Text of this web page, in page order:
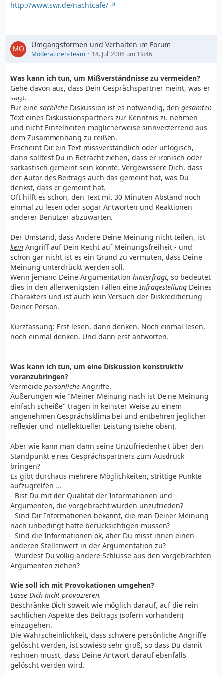
http://www.swr.de/nachtcafe/
Umgangsformen und Verhalten im Forum
Moderatoren-Team 14. Juli 2006 um 19:46
Was kann ich tun, um Mißverständnisse zu vermeiden?
Gehe davon aus, dass Dein Gesprächspartner meint, was er
sagt.
Für eine sachliche Diskussion ist es notwendig, den gesamten
Text eines Diskussionspartners zur Kenntnis zu nehmen
und nicht Einzelheiten möglicherweise sinnverzerrend aus
dem Zusammenhang zu reißen.
Erscheint Dir ein Text missverständlich oder unlogisch,
dann solltest Du in Betracht ziehen, dass er ironisch oder
sarkastisch gemeint sein könnte. Vergewissere Dich, dass
der Autor des Beitrags auch das gemeint hat, was Du
denkst, dass er gemeint hat.
Oft hilft es schon, den Text mit 30 Minuten Abstand noch
einmal zu lesen oder sogar Antworten und Reaktionen
anderer Benutzer abzuwarten.
Der Umstand, dass Andere Deine Meinung nicht teilen, ist
kein Angriff auf Dein Recht auf Meinungsfreiheit - und
schon gar nicht ist es ein Grund zu vermuten, dass Deine
Meinung unterdrückt werden soll.
Wenn jemand Deine Argumentation hinterfragt, so bedeutet
dies in den allerwenigsten Fällen eineInfragestellung Deines
Charakters und ist auch kein Versuch der Diskreditierung
Deiner Person.
Kurzfassung: Erst lesen, dann denken. Noch einmal lesen,
noch einmal denken. Und dann erst antworten.
Was kann ich tun, um eine Diskussion konstruktiv
voranzubringen?
Vermeide persönliche Angriffe.
Äußerungen wie "Meiner Meinung nach ist Deine Meinung
einfach scheiße" tragen in keinster Weise zu einem
angenehmen Gesprächsklima bei und entbehren jeglicher
reflexier und intellektueller Leistung (siehe oben).
Aber wie kann man dann seine Unzufriedenheit über den
Standpunkt eines Gesprächspartners zum Ausdruck
bringen?
Es gibt durchaus mehrere Möglichkeiten, strittige Punkte
aufzugreifen ...
- Bist Du mit der Qualität der Informationen und
Argumenten, die vorgebracht wurden unzufrieden?
- Sind Dir Informationen bekannt, die man Deiner Meinung
nach unbedingt hätte berücksichtigen müssen?
- Sind die Informationen ok, aber Du misst ihnen einen
anderen Stellenwert in der Argumentation zu?
- Würdest Du völlig andere Schlüsse aus den vorgebrachten
Argumenten ziehen?
Wie soll ich mit Provokationen umgehen?
Lasse Dich nicht provozieren.
Beschränke Dich soweit wie möglich darauf, auf die rein
sachlichen Aspekte des Beitrags (sofern vorhanden)
einzugehen.
Die Wahrscheinlichkeit, dass schwere persönliche Angriffe
gelöscht werden, ist sowieso sehr groß, so dass Du damit
rechnen musst, dass Deine Antwort darauf ebenfalls
gelöscht werden wird.